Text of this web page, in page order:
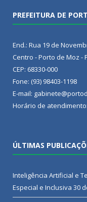
PREFEITURA DE
End.: Rua 19 de
Centro - Porto de Moz -
CEP: 68330-000
Fone: (93) 98403-1198
E-mail:
Horário de atendimento:
ÚLTIMAS
Inteligência Artificial e
Especial e Inclusiva 30